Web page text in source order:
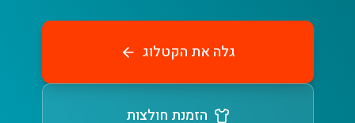
גלה את הקטלוג
הזמנת חולצות